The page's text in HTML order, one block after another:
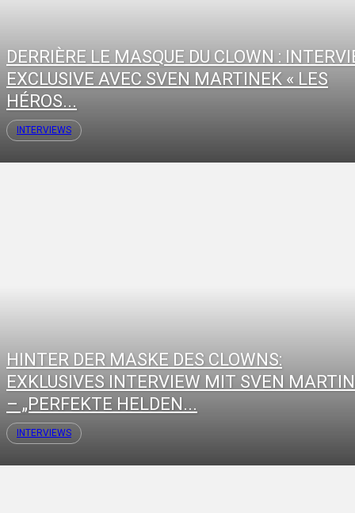
DERRIÈRE LE MASQUE DU CLOWN :
EXCLUSIVE AVEC SVEN MARTINEK « LES
HÉROS...
INTERVIEWS
HINTER DER MASKE DES CLOWNS:
EXKLUSIVES INTERVIEW MIT SVEN
– „PERFEKTE HELDEN...
INTERVIEWS